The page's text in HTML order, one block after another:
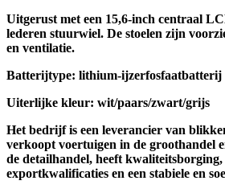
Uitgerust met een 15,6-inch centraal
lederen stuurwiel. De stoelen zijn
en ventilatie.
Batterijtype: lithium-ijzerfosfaatbatterij
Uiterlijke kleur: wit/paars/zwart/grijs
Het bedrijf is een leverancier van
verkoopt voertuigen in de groothandel
de detailhandel, heeft kwaliteitsborging,
exportkwalificaties en een stabiele en